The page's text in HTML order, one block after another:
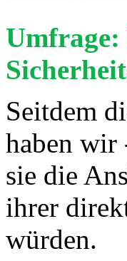
Seitdem
haben wir
sie die
ihrer
würden.